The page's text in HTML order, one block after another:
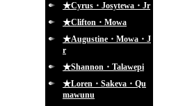
★Cyrus・Josytewa・Jr
★Clifton・Mowa
★Augustine・Mowa・J
r
★Shannon・Talawepi
★Loren・Sakeva・Qu
mawunu